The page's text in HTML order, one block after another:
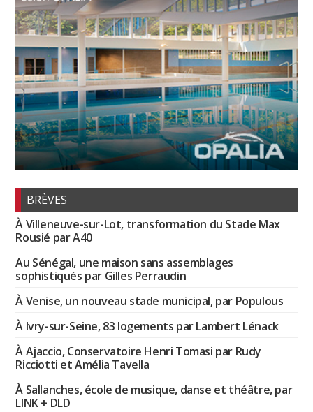
BRÈVES
À Villeneuve-sur-Lot, transformation du Stade Max
Rousié par A40
Au Sénégal, une maison sans assemblages
sophistiqués par Gilles Perraudin
À Venise, un nouveau stade municipal, par Populous
À Ivry-sur-Seine, 83 logements par Lambert Lénack
À Ajaccio, Conservatoire Henri Tomasi par Rudy
Ricciotti et Amélia Tavella
À Sallanches, école de musique, danse et théâtre, par
LINK + DLD